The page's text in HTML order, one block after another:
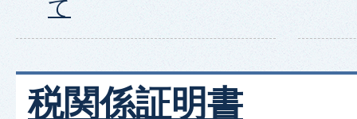
て
税関係証明書